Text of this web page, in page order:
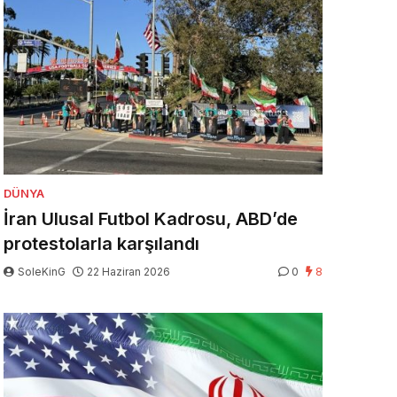
DÜNYA
İran Ulusal Futbol Kadrosu, ABD’de
protestolarla karşılandı
SoleKinG 22 Haziran 2026 0 8